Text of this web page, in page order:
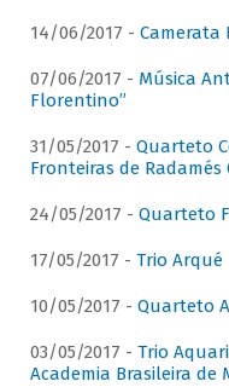
14/06/2017 - Camerata
07/06/2017 - Música
Florentino”
31/05/2017 - Quarteto
Fronteiras de
24/05/2017 - Quarteto
17/05/2017 - Trio Arqué
10/05/2017 - Quarteto
03/05/2017 - Trio
Academia Brasileira de